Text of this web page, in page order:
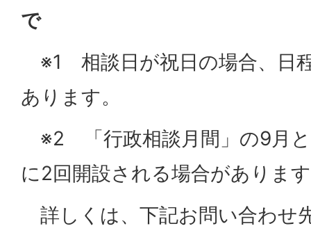
で
※1 相談日が祝日の場合、日
あります。
※2 「行政相談月間」の9月と
に2回開設される場合がありま
詳しくは、下記お問い合わせ